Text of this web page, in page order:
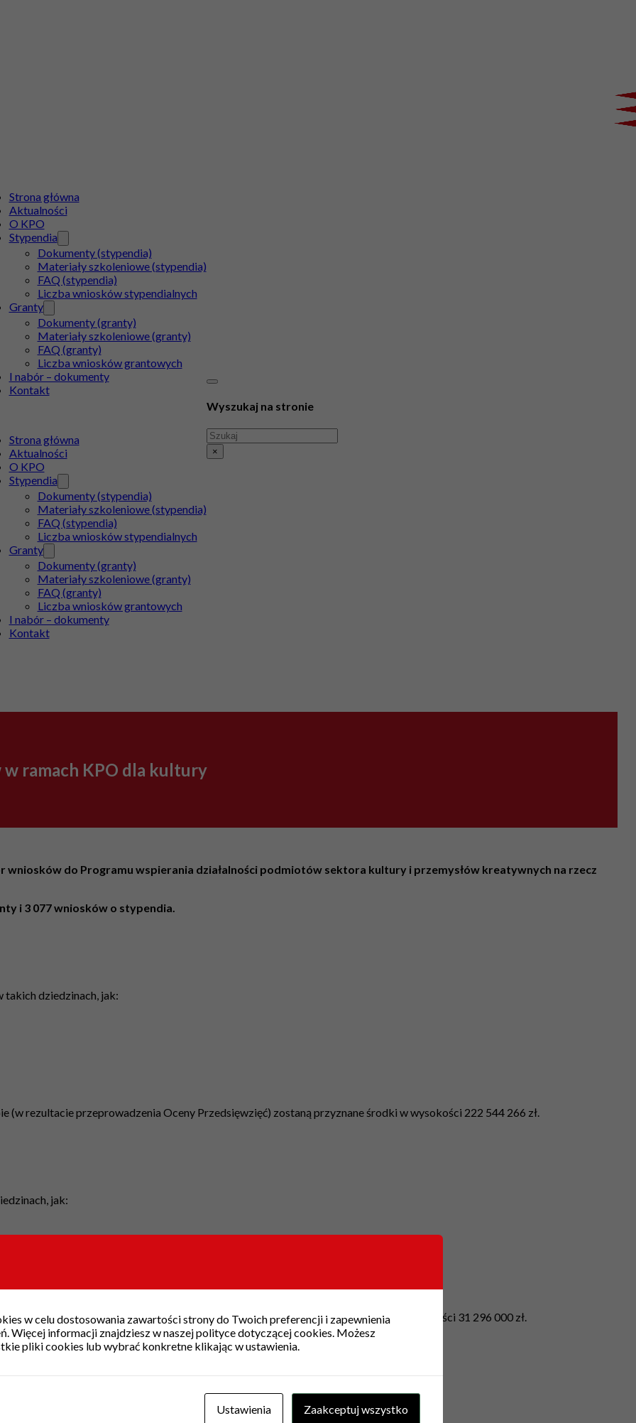
Strona główna
Aktualności
O KPO
Stypendia
Dokumenty (stypendia)
Materiały szkoleniowe (stypendia)
FAQ (stypendia)
Liczba wniosków stypendialnych
Granty
Dokumenty (granty)
Materiały szkoleniowe (granty)
FAQ (granty)
Liczba wniosków grantowych
I nabór – dokumenty
Kontakt
Strona główna
Aktualności
O KPO
Stypendia
Dokumenty (stypendia)
Materiały szkoleniowe (stypendia)
FAQ (stypendia)
Liczba wniosków stypendialnych
Granty
Dokumenty (granty)
Materiały szkoleniowe (granty)
FAQ (granty)
Liczba wniosków grantowych
I nabór – dokumenty
Kontakt
Wyszukaj na stronie
Szukaj
×
w ramach KPO dla kultury
wniosków do Programu wspierania działalności podmiotów sektora kultury i przemysłów kreatywnych na rzecz
i 3 077 wniosków o stypendia.
takich dziedzinach, jak:
(w rezultacie przeprowadzenia Oceny Przedsięwzięć) zostaną przyznane środki w wysokości 222 544 266 zł.
jak:
rezultacie przeprowadzenia Oceny Przedsięwzięć) zostaną przyznane środki w wysokości 31 296 000 zł.
okres3, 4, 5 lub 6 miesięcy.
za duże zainteresowanie programem!
w celu dostosowania zawartości strony do Twoich preferencji i zapewnienia
Więcej informacji znajdziesz w naszej polityce dotyczącej cookies. Możesz
pliki cookies lub wybrać konkretne klikając w ustawienia.
Ustawienia Zaakceptuj wszystko